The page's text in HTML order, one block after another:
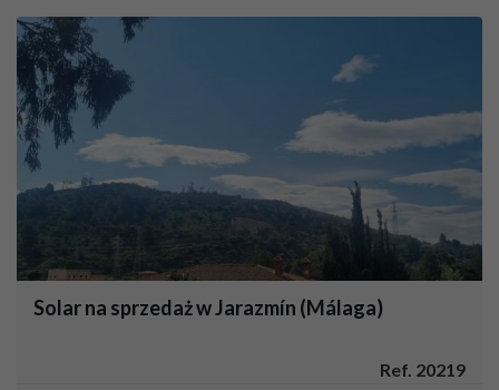
Solar na sprzedaż w Jarazmín (Málaga)
Ref. 20219